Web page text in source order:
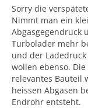
Sorry die
Nimmt man ein
Abgasgegendruck
Turbolader mehr
und der
wollen ebenso.
relevantes Bauteil
heissen Abgasen
Endrohr entsteht.